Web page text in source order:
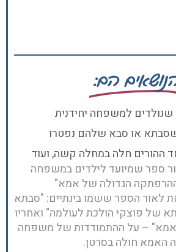
הם:
שנולדים למשפחה יחידנית
או סבא שלהם נפטרו
ההורים חלה במחלה קשה, ועוד
ספר שמיועד לילדים במשפחה
הגדולה של אמא"
לאור הספר ששמו בינתיים: "סבתא
של פוצקי הולכת לעולמה" ואחריו
– על ההתמודדות של משפחה
האמא חולה בסרטן.